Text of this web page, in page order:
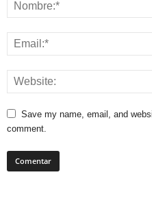
Save my name, email, and
comment.